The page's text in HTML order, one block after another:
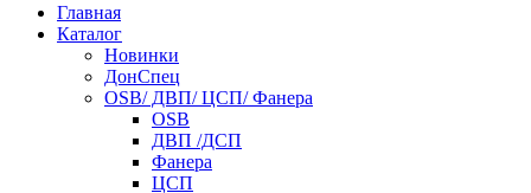
Главная
Каталог
Новинки
ДонСпец
OSB/ ДВП/ ЦСП/ Фанера
OSB
ДВП /ДСП
Фанера
ЦСП